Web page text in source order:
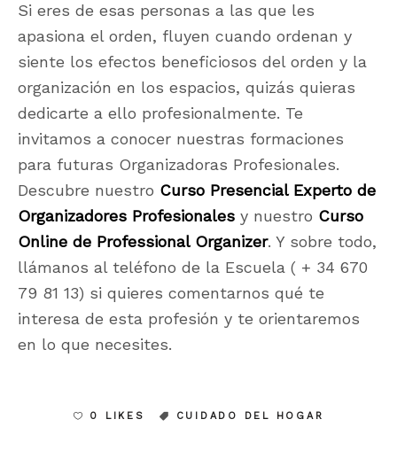
Si eres de esas personas a las que les
apasiona el orden, fluyen cuando ordenan y
siente los efectos beneficiosos del orden y la
organización en los espacios, quizás quieras
dedicarte a ello profesionalmente. Te
invitamos a conocer nuestras formaciones
para futuras Organizadoras Profesionales.
Descubre nuestro Curso Presencial Experto de
Organizadores Profesionales y nuestro Curso
Online de Professional Organizer. Y sobre todo,
llámanos al teléfono de la Escuela ( + 34 670
79 81 13) si quieres comentarnos qué te
interesa de esta profesión y te orientaremos
en lo que necesites.
0 LIKES CUIDADO DEL HOGAR